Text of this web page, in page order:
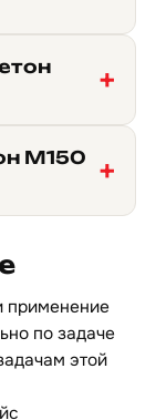
М150
применение
по задаче
этой